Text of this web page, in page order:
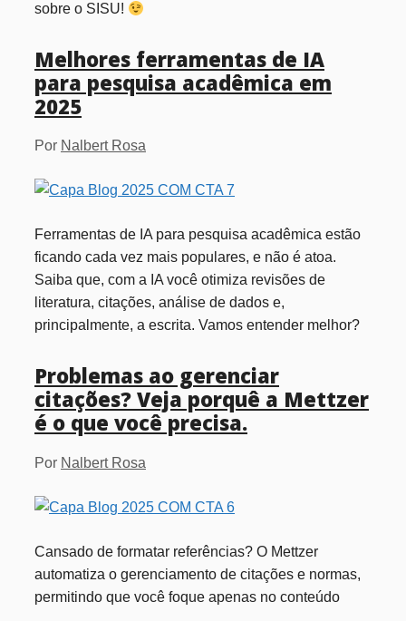
sobre o SISU!
Melhores ferramentas de IA
para pesquisa acadêmica em
2025
Por Nalbert Rosa
Ferramentas de IA para pesquisa acadêmica estão
ficando cada vez mais populares, e não é atoa.
Saiba que, com a IA você otimiza revisões de
literatura, citações, análise de dados e,
principalmente, a escrita. Vamos entender melhor?
Problemas ao gerenciar
citações? Veja porquê a Mettzer
é o que você precisa.
Por Nalbert Rosa
Cansado de formatar referências? O Mettzer
automatiza o gerenciamento de citações e normas,
permitindo que você foque apenas no conteúdo